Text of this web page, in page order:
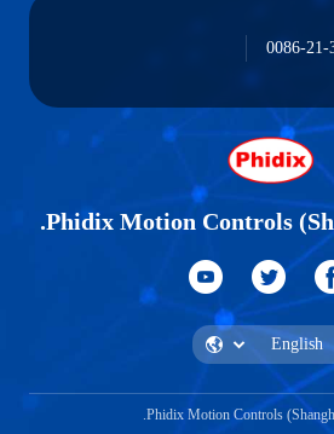
0086-21-
Phidix Motion Controls
Phidix Motion Controls